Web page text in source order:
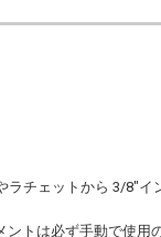
ラチェットから 3/8"
トは必ず手動で使用